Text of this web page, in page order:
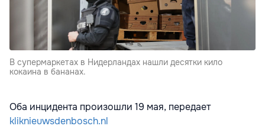
В супермаркетах в Нидерландах нашли десятки кило
кокаина в бананах.
Оба инцидента произошли 19 мая, передает
kliknieuwsdenbosch.nl